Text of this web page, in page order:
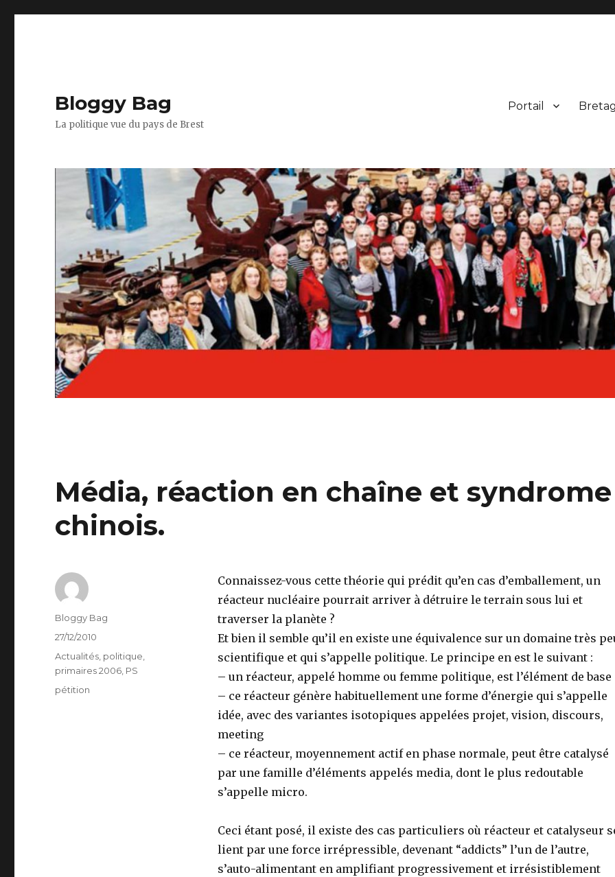
Bloggy Bag
La politique vue du pays de Brest
Portail
Média, réaction en chaîne et syndrome
chinois.
Connaissez-vous cette théorie qui prédit qu’en cas d’emballement, un
réacteur nucléaire pourrait arriver à détruire le terrain sous lui et
traverser la planète ?
Et bien il semble qu’il en existe une équivalence sur un domaine très
scientifique et qui s’appelle politique. Le principe en est le suivant :
– un réacteur, appelé homme ou femme politique, est l’élément de base
– ce réacteur génère habituellement une forme d’énergie qui s’appelle
idée, avec des variantes isotopiques appelées projet, vision, discours,
meeting
– ce réacteur, moyennement actif en phase normale, peut être catalysé
par une famille d’éléments appelés media, dont le plus redoutable
s’appelle micro.
Ceci étant posé, il existe des cas particuliers où réacteur et catalyseur
lient par une force irrépressible, devenant “addicts” l’un de l’autre,
s’auto-alimentant en amplifiant progressivement et irrésistiblement
Auteur
Bloggy Bag
Publié
le
27/12/2010
Catégories
Actualités, politique,
primaires 2006, PS
Étiquettes
pétition